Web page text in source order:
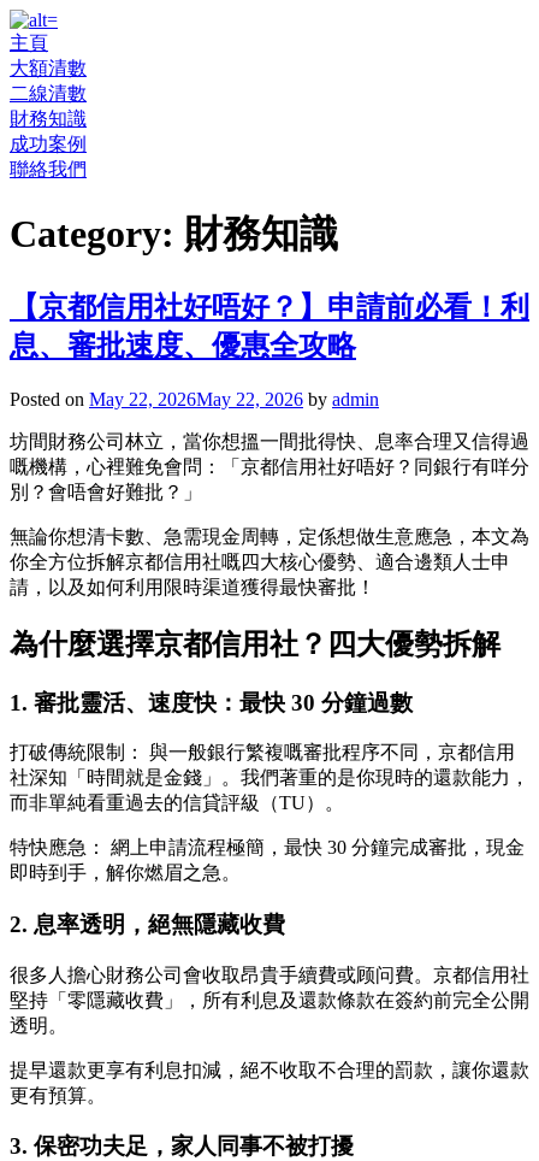
主頁
大額清數
二線清數
財務知識
成功案例
聯絡我們
Category: 財務知識
【京都信用社好唔好？】申請前必看！利
息、審批速度、優惠全攻略
Posted on May 22, 2026May 22, 2026 by admin
坊間財務公司林立，當你想搵一間批得快、息率合理又信得過
嘅機構，心裡難免會問：「京都信用社好唔好？同銀行有咩分
別？會唔會好難批？」
無論你想清卡數、急需現金周轉，定係想做生意應急，本文為
你全方位拆解京都信用社嘅四大核心優勢、適合邊類人士申
請，以及如何利用限時渠道獲得最快審批！
為什麼選擇京都信用社？四大優勢拆解
1. 審批靈活、速度快：最快 30 分鐘過數
打破傳統限制： 與一般銀行繁複嘅審批程序不同，京都信用
社深知「時間就是金錢」。我們著重的是你現時的還款能力，
而非單純看重過去的信貸評級（TU）。
特快應急： 網上申請流程極簡，最快 30 分鐘完成審批，現金
即時到手，解你燃眉之急。
2. 息率透明，絕無隱藏收費
很多人擔心財務公司會收取昂貴手續費或顾问費。京都信用社
堅持「零隱藏收費」，所有利息及還款條款在簽約前完全公開
透明。
提早還款更享有利息扣減，絕不收取不合理的罰款，讓你還款
更有預算。
3. 保密功夫足，家人同事不被打擾